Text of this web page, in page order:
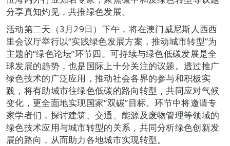
分享真知灼见，共推绿色发展。
活动第二天（3月29日）下午，将在澳门威尼斯人西西
里会议厅举行以“实践绿色发展方案，推动城市转型”为
主题的“绿色论坛”环节四。可持续与绿色低碳发展是全
球发展的趋势，也是国际上十分关注的议题。透过推广
绿色技术的广泛应用，推动社会各界的参与和积极实
践，将有助城市往绿色低碳的路向转型，共同应对气候
变化，更全面地实现国家“双碳”目标。环节中将邀请专
家学者们，探讨建筑、交通、能源及废物管理等领域的
绿色技术应用与城市转型的关系，共同分析绿色创新发
展的路向，从而助力各地城市实现转型。